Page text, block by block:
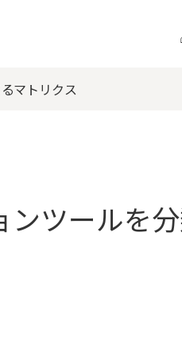
マトリクス
ツールを